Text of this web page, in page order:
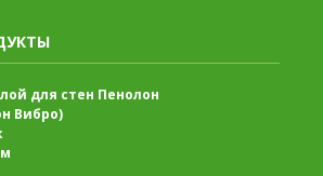
для стен Пенолон
Вибро)